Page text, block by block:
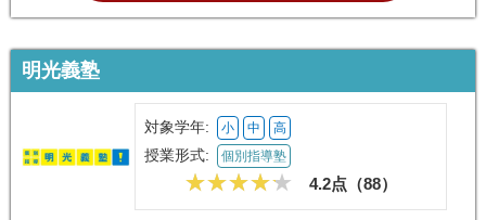
明光義塾
対象学年: 小 中 高
授業形式: 個別指導塾
4.2点（88）